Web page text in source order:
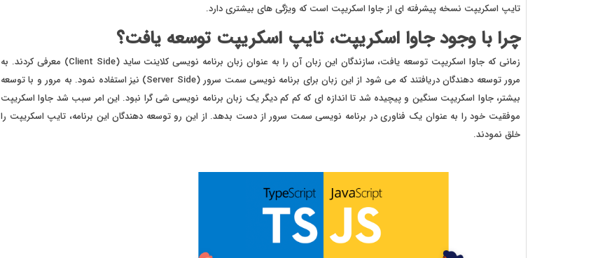
تایپ اسکریپت نسخه پیشرفته ای از جاوا اسکریپت است که ویژگی های بیشتری دارد.
چرا با وجود جاوا اسکریپت، تایپ اسکریپت توسعه یافت؟
زمانی که جاوا اسکریپت توسعه یافت، سازندگان این زبان آن را به عنوان زبان برنامه نویسی کلاینت ساید (Client Side) معرفی کردند. به
مرور توسعه دهندگان دریافتند که می شود از این زبان برای برنامه نویسی سمت سرور (Server Side) نیز استفاده نمود. به مرور و با توسعه
بیشتر، جاوا اسکریپت سنگین و پیچیده شد تا اندازه ای که کم کم دیگر یک زبان برنامه نویسی شی گرا نبود. این امر سبب شد جاوا اسکریپت
موفقیت خود را به عنوان یک فناوری در برنامه نویسی سمت سرور از دست بدهد. از این رو توسعه دهندگان این برنامه، تایپ اسکریپت را
خلق نمودند.